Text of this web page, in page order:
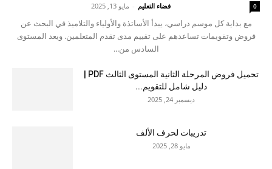
فضاء التعليم - مايو 13, 2025 0
مع بداية كل موسم دراسي، يبدأ الأساتذة والأولياء والتلاميذ في البحث عن
فروض وتقويمات تساعدهم على تقييم مدى تقدم المتعلمين. ويعد المستوى
السادس من...
دليل شامل للتقويم...
ديسمبر 24, 2025
تدريبات لحرف الألف
مايو 28, 2025